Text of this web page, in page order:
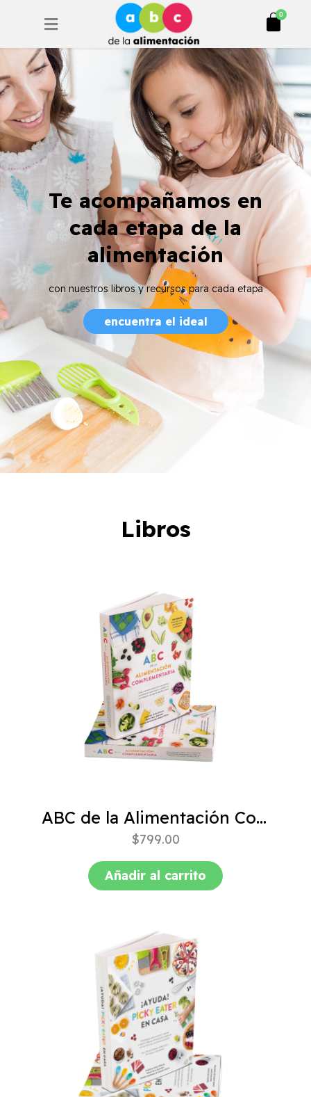
0
Cart
Te acompañamos en
cada etapa de la
alimentación
con nuestros libros y recursos para cada etapa
encuentra el ideal
Libros
ABC de la Alimentación Complementaria 4ta edición
$799.00
Añadir al carrito